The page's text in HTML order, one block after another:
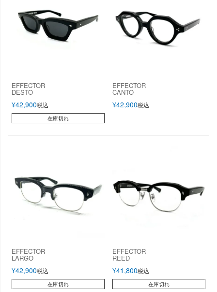
EFFECTOR
DESTO
¥42,900税込
在庫切れ
EFFECTOR
CANTO
¥42,900税込
EFFECTOR
LARGO
¥42,900税込
在庫切れ
EFFECTOR
REED
¥41,800税込
在庫切れ